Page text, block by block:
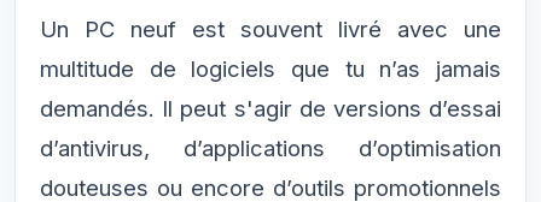
Un PC neuf est souvent livré avec une
multitude de logiciels que tu n’as jamais
demandés. Il peut s'agir de versions d’essai
d’antivirus, d’applications d’optimisation
douteuses ou encore d’outils promotionnels